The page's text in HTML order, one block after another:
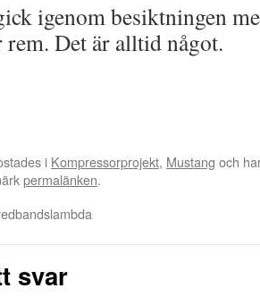
igenom besiktningen
rem. Det är alltid något.
i Kompressorprojekt, Mustang och
permalänken.
svar